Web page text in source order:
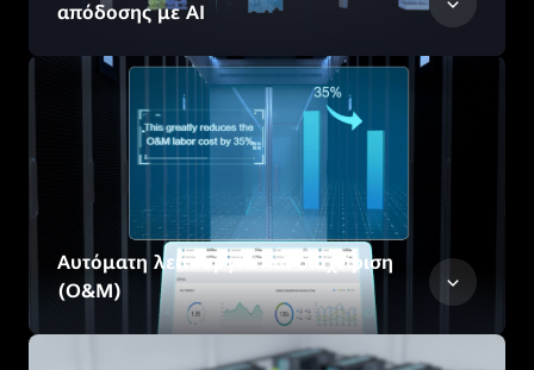
απόδοσης με AI
Αυτόματη λειτουργία και διαχείριση
(O&M)